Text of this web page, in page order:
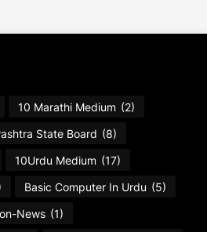
10 Marathi Medium (2)
State Board (8)
10Urdu Medium (17)
Basic Computer In Urdu (5)
News (1)